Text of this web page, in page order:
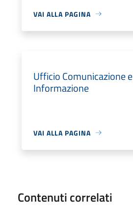
VAI ALLA PAGINA
Ufficio Comunicazione e
Informazione
VAI ALLA PAGINA
Contenuti correlati